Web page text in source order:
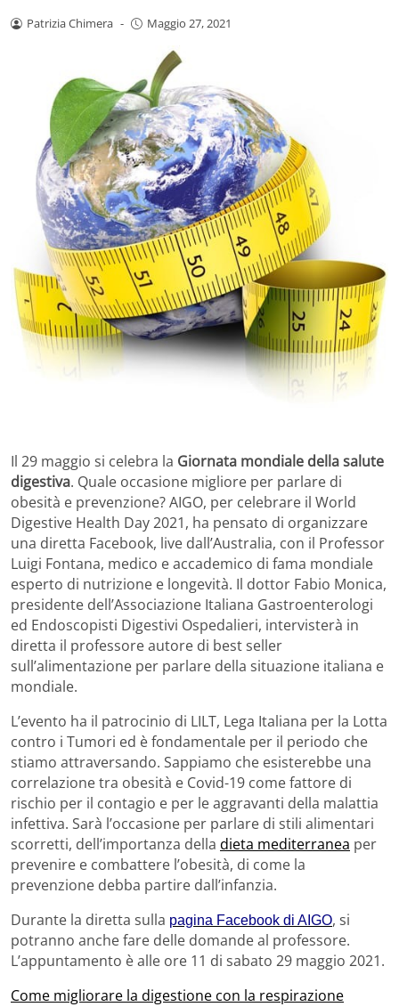
Patrizia Chimera - Maggio 27, 2021
Il 29 maggio si celebra la Giornata mondiale della salute
digestiva. Quale occasione migliore per parlare di
obesità e prevenzione? AIGO, per celebrare il World
Digestive Health Day 2021, ha pensato di organizzare
una diretta Facebook, live dall’Australia, con il Professor
Luigi Fontana, medico e accademico di fama mondiale
esperto di nutrizione e longevità. Il dottor Fabio Monica,
presidente dell’Associazione Italiana Gastroenterologi
ed Endoscopisti Digestivi Ospedalieri, intervisterà in
diretta il professore autore di best seller
sull’alimentazione per parlare della situazione italiana e
mondiale.
L’evento ha il patrocinio di LILT, Lega Italiana per la Lotta
contro i Tumori ed è fondamentale per il periodo che
stiamo attraversando. Sappiamo che esisterebbe una
correlazione tra obesità e Covid-19 come fattore di
rischio per il contagio e per le aggravanti della malattia
infettiva. Sarà l’occasione per parlare di stili alimentari
scorretti, dell’importanza della dieta mediterranea per
prevenire e combattere l’obesità, di come la
prevenzione debba partire dall’infanzia.
Durante la diretta sulla pagina Facebook di AIGO, si
potranno anche fare delle domande al professore.
L’appuntamento è alle ore 11 di sabato 29 maggio 2021.
Come migliorare la digestione con la respirazione